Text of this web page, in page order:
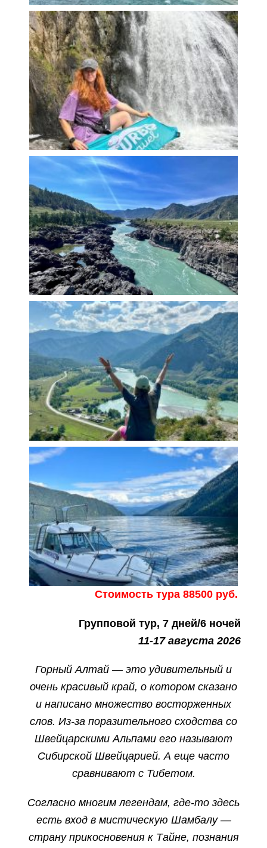
Стоимость тура 88500 руб.
Групповой тур, 7 дней/6 ночей
11-17 августа 2026
Горный Алтай — это удивительный и
очень красивый край, о котором сказано
и написано множество восторженных
слов. Из-за поразительного сходства со
Швейцарскими Альпами его называют
Сибирской Швейцарией. А еще часто
сравнивают с Тибетом.
Согласно многим легендам, где-то здесь
есть вход в мистическую Шамбалу —
страну прикосновения к Тайне, познания